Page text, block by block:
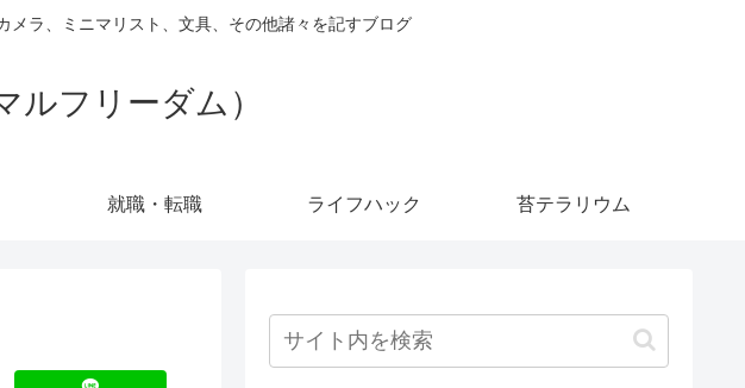
ラ、ミニマリスト、文具、その他諸々を記すブログ
ルフリーダム）
就職・転職 ライフハック 苔テラリウム